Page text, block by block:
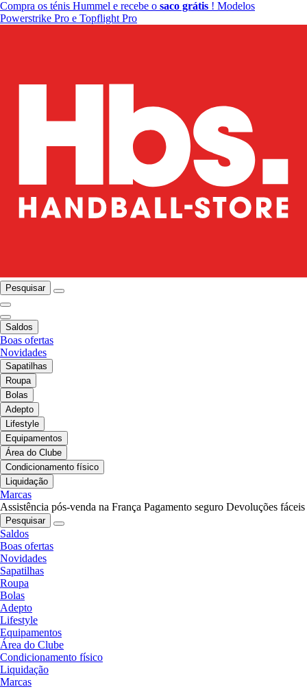
Compra os ténis Hummel e recebe o saco grátis ! Modelos
Powerstrike Pro e Topflight Pro
Pesquisar
Saldos
Boas ofertas
Novidades
Sapatilhas
Roupa
Bolas
Adepto
Lifestyle
Equipamentos
Área do Clube
Condicionamento físico
Liquidação
Marcas
Assistência pós-venda na França Pagamento seguro Devoluções fáceis
Pesquisar
Saldos
Boas ofertas
Novidades
Sapatilhas
Roupa
Bolas
Adepto
Lifestyle
Equipamentos
Área do Clube
Condicionamento físico
Liquidação
Marcas